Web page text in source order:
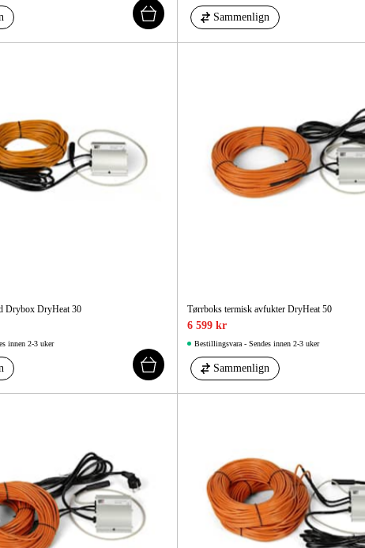
Sammenlign
Drybox DryHeat 30
innen 2-3 uker
Tørrboks termisk avfukter DryHeat 50
6 599 kr
Bestillingsvara - Sendes innen 2-3 uker
Sammenlign